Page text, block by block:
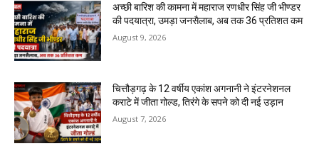
अच्छी बारिश की कामना में महाराज रणधीर सिंह जी भीण्डर
की पदयात्रा, उमड़ा जनसैलाब, अब तक 36 प्रतिशत कम
August 9, 2026
चित्तौड़गढ़ के 12 वर्षीय एकांश अगनानी ने इंटरनेशनल
कराटे में जीता गोल्ड, तिरंगे के सपने को दी नई उड़ान
August 7, 2026